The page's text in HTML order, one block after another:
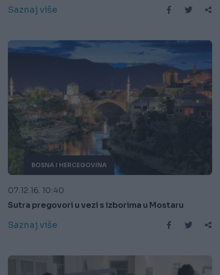
Saznaj više
BOSNA I HERCEGOVINA
07.12.16. 10:40
Sutra pregovori u vezi s izborima u Mostaru
Saznaj više